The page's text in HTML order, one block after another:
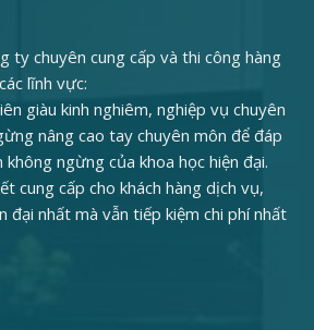
ty chuyên cung cấp và thi công hàng
lĩnh vực:
giàu kinh nghiêm, nghiệp vụ chuyên
nâng cao tay chuyên môn để đáp
ngừng của khoa học hiện đại.
cung cấp cho khách hàng dịch vụ,
đại nhất mà vẫn tiếp kiệm chi phí nhất